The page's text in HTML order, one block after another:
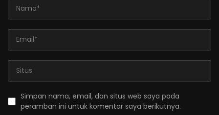
Simpan nama, email, dan situs web saya pada
peramban ini untuk komentar saya berikutnya.